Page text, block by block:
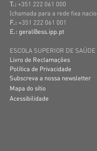
T.: +351 222 061 000
(chamada para a rede fixa
F.: +351 222 061 001
E.: geral@ess.ipp.pt
ESCOLA SUPERIOR DE
Livro de Reclamações
Política de Privacidade
Subscreva a nossa newsletter
Mapa do sítio
Acessibilidade